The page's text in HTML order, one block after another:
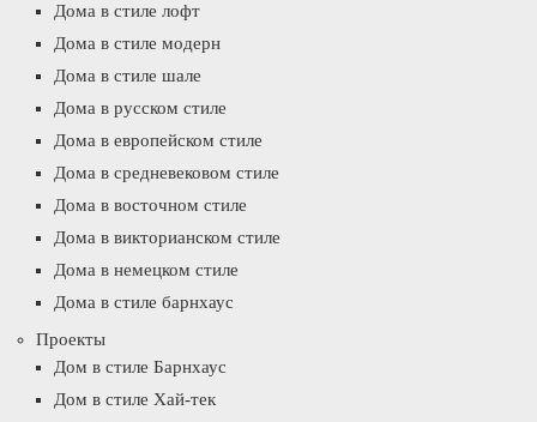
Дома в стиле лофт
Дома в стиле модерн
Дома в стиле шале
Дома в русском стиле
Дома в европейском стиле
Дома в средневековом стиле
Дома в восточном стиле
Дома в викторианском стиле
Дома в немецком стиле
Дома в стиле барнхаус
Проекты
Дом в стиле Барнхаус
Дом в стиле Хай-тек